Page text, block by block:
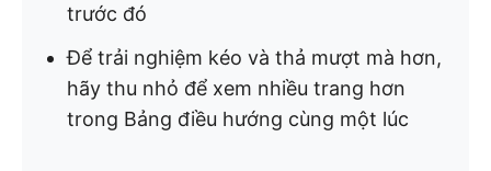
trước đó
Để trải nghiệm kéo và thả mượt mà hơn,
hãy thu nhỏ để xem nhiều trang hơn
trong Bảng điều hướng cùng một lúc